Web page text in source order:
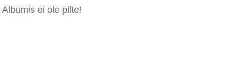
Albumis ei ole pilte!